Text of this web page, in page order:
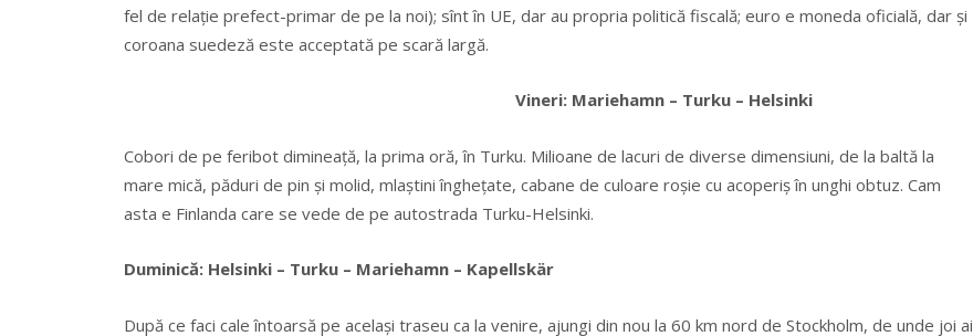
fel de relație prefect-primar de pe la noi); sînt în UE, dar au propria politică fiscală; euro e moneda oficială, dar şi
coroana suedeză este acceptată pe scară largă.
Vineri: Mariehamn – Turku – Helsinki
Cobori de pe feribot dimineață, la prima oră, în Turku. Milioane de lacuri de diverse dimensiuni, de la baltă la
mare mică, păduri de pin şi molid, mlaştini înghețate, cabane de culoare roşie cu acoperiş în unghi obtuz. Cam
asta e Finlanda care se vede de pe autostrada Turku-Helsinki.
Duminică: Helsinki – Turku – Mariehamn – Kapellskär
După ce faci cale întoarsă pe același traseu ca la venire, ajungi din nou la 60 km nord de Stockholm, de unde joi ai